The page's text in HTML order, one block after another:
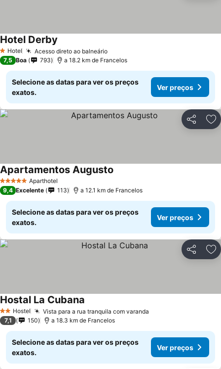
1 Estrelas
Hotel Acesso direto ao balneário
Hotel Derby
7,5 Boa 793 a 18.2 km de Francelos
Selecione as datas para ver os preços
exatos.
Ver preços
Partilhar
5 Estrelas Aparthotel
Apartamentos Augusto
9,4 Excelente 113 a 12.1 km de Francelos
Selecione as datas para ver os preços
exatos.
Ver preços
Partilhar
2 Estrelas
Hostel Vista para a rua tranquila com varanda
Hostal La Cubana
7,1 150 a 18.3 km de Francelos
Selecione as datas para ver os preços
exatos.
Ver preços